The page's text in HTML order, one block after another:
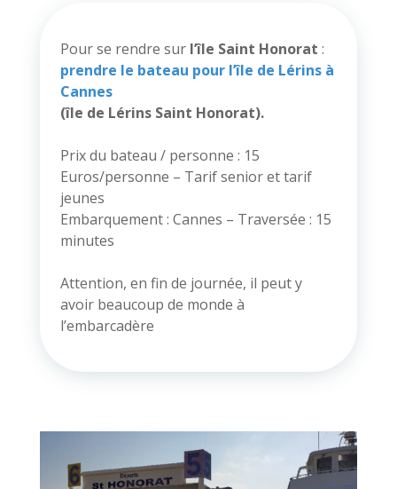
Pour se rendre sur l’île Saint Honorat:
prendre le bateau pour l’île de Lérins à
Cannes
(île de Lérins Saint Honorat).
Prix du bateau / personne : 15
Euros/personne – Tarif senior et tarif
jeunes
Embarquement : Cannes – Traversée : 15
minutes
Attention, en fin de journée, il peut y
avoir beaucoup de monde à
l’embarcadère